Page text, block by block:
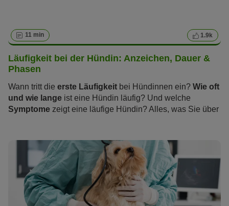
11 min 1.9k
Läufigkeit bei der Hündin: Anzeichen, Dauer &
Phasen
Wann tritt die erste Läufigkeit bei Hündinnen ein? Wie oft
und wie lange ist eine Hündin läufig? Und welche
Symptome zeigt eine läufige Hündin? Alles, was Sie über
erfahren Sie im folgenden Artikel.